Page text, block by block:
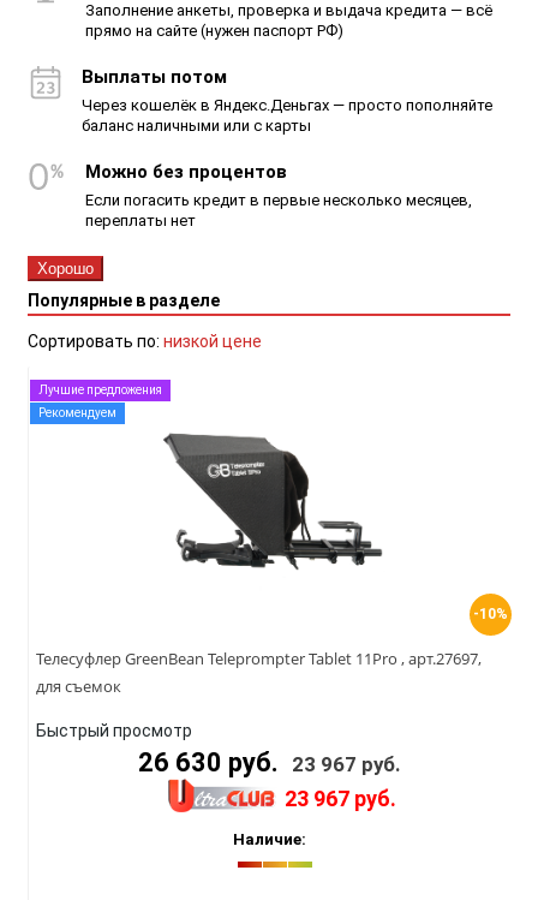
Заполнение анкеты, проверка и выдача кредита — всё
прямо на сайте (нужен паспорт РФ)
Выплаты потом
Через кошелёк в Яндекс.Деньгах — просто пополняйте
баланс наличными или с карты
Можно без процентов
Если погасить кредит в первые несколько месяцев,
переплаты нет
Хорошо
Популярные в разделе
Сортировать по: низкой цене
-10%
Лучшие предложения
Рекомендуем
Телесуфлер GreenBean Teleprompter Tablet 11Pro , арт.27697,
для съемок
Быстрый просмотр
26 630 руб. 23 967 руб.
23 967 руб.
Наличие: